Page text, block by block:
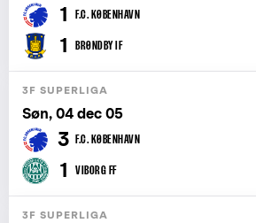
1 F.C. KØBENHAVN
1 BRØNDBY IF
3F SUPERLIGA
Søn, 04 dec 05
3 F.C. KØBENHAVN
1 VIBORG FF
3F SUPERLIGA